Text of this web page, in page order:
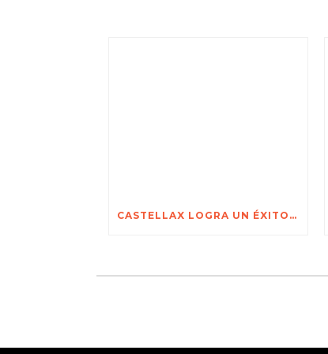
CASTELLAX LOGRA UN ÉXITO EXTRAORDINARIO EN SECUREX 2026 JOHANNESBURGO